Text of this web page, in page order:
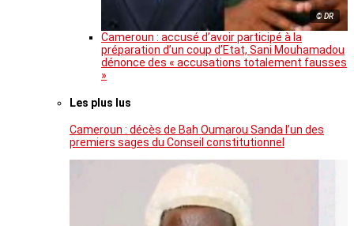
© DR
Cameroun : accusé d’avoir participé à la
préparation d’un coup d’Etat, Sani Mouhamadou
dénonce des « accusations totalement fausses
»
Les plus lus
Cameroun : décès de Bah Oumarou Sanda l’un des
premiers sages du Conseil constitutionnel